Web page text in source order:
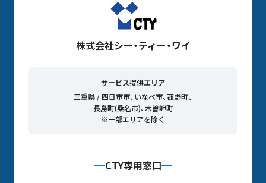
株式会社シー・ティー・ワイ
サービス提供エリア
三重県 / 四日市市、いなべ市、菰野町、
長島町(桑名市)、木曽岬町
※一部エリアを除く
CTY専用窓口